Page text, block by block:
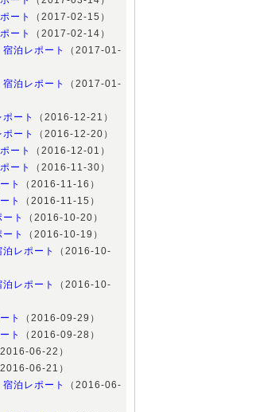
ート
（2017-02-15）
ート
（2017-02-14）
泊レポート
（2017-01-
泊レポート
（2017-01-
ート
（2016-12-21）
ート
（2016-12-20）
ート
（2016-12-01）
ート
（2016-11-30）
ト
（2016-11-16）
ト
（2016-11-15）
ト
（2016-10-20）
ト
（2016-10-19）
レポート
（2016-10-
レポート
（2016-10-
ト
（2016-09-29）
ト
（2016-09-28）
2016-06-22）
2016-06-21）
泊レポート
（2016-06-